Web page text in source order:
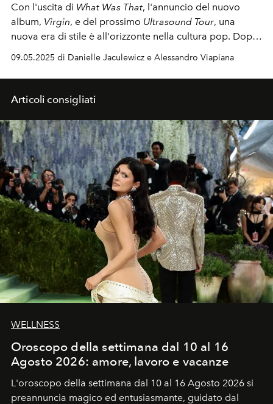
Con l'uscita di What Was That, l'annuncio del nuovo
album, Virgin, e del prossimo Ultrasound Tour, una
nuova era di stile è all'orizzonte nella cultura pop. Dopo
la Brat Summer di Charli XCX, il ritorno di Lorde sembra
09.05.2025 di Danielle Jaculewicz e Alessandro Viapiana
Articoli consigliati
WELLNESS
Oroscopo della settimana dal 10 al 16
Agosto 2026: amore, lavoro e vacanze
L'oroscopo della settimana dal 10 al 16 Agosto 2026 si
preannuncia magico ed entusiasmante, guidato dal